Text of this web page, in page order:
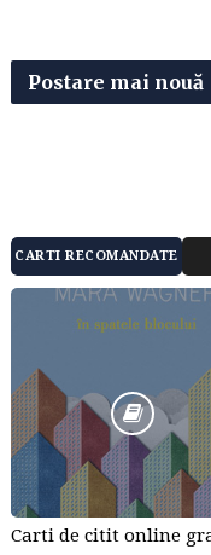
Postare mai nouă
CARTI RECOMANDATE